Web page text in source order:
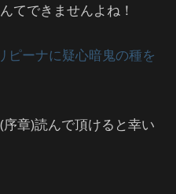
てできませんよね！
ピーナに疑心暗鬼の種を
章)読んで頂けると幸い